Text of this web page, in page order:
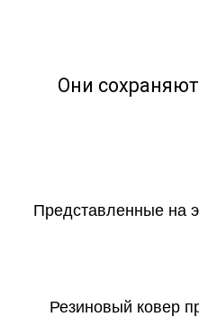
Они
Представленные на
Резиновый ковер